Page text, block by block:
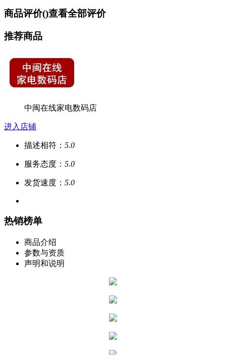
商品评价()查看全部评价
推荐商品
中闽在线家电数码店
进入店铺
描述相符： 5.0
服务态度： 5.0
发货速度： 5.0
热销榜单
商品介绍
参数与资质
声明和说明